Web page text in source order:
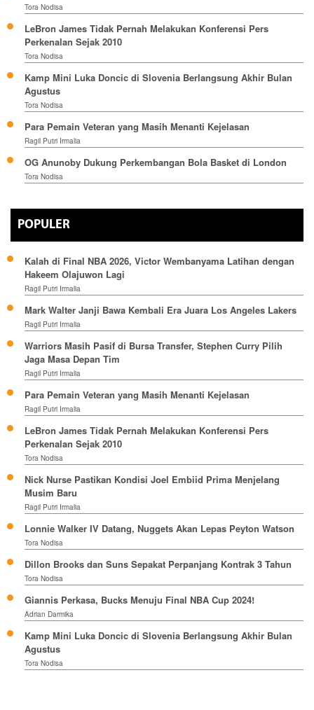
Tora Nodisa
LeBron James Tidak Pernah Melakukan Konferensi Pers
Perkenalan Sejak 2010
Tora Nodisa
Kamp Mini Luka Doncic di Slovenia Berlangsung Akhir Bulan
Agustus
Tora Nodisa
Para Pemain Veteran yang Masih Menanti Kejelasan
Ragil Putri Irmalia
OG Anunoby Dukung Perkembangan Bola Basket di London
Tora Nodisa
POPULER
Kalah di Final NBA 2026, Victor Wembanyama Latihan dengan
Hakeem Olajuwon Lagi
Ragil Putri Irmalia
Mark Walter Janji Bawa Kembali Era Juara Los Angeles Lakers
Ragil Putri Irmalia
Warriors Masih Pasif di Bursa Transfer, Stephen Curry Pilih
Jaga Masa Depan Tim
Ragil Putri Irmalia
Para Pemain Veteran yang Masih Menanti Kejelasan
Ragil Putri Irmalia
LeBron James Tidak Pernah Melakukan Konferensi Pers
Perkenalan Sejak 2010
Tora Nodisa
Nick Nurse Pastikan Kondisi Joel Embiid Prima Menjelang
Musim Baru
Ragil Putri Irmalia
Lonnie Walker IV Datang, Nuggets Akan Lepas Peyton Watson
Tora Nodisa
Dillon Brooks dan Suns Sepakat Perpanjang Kontrak 3 Tahun
Tora Nodisa
Giannis Perkasa, Bucks Menuju Final NBA Cup 2024!
Adrian Darmika
Kamp Mini Luka Doncic di Slovenia Berlangsung Akhir Bulan
Agustus
Tora Nodisa